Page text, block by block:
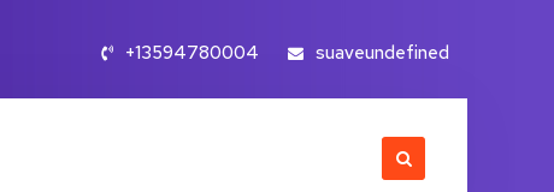
+13594780004 suaveundefined